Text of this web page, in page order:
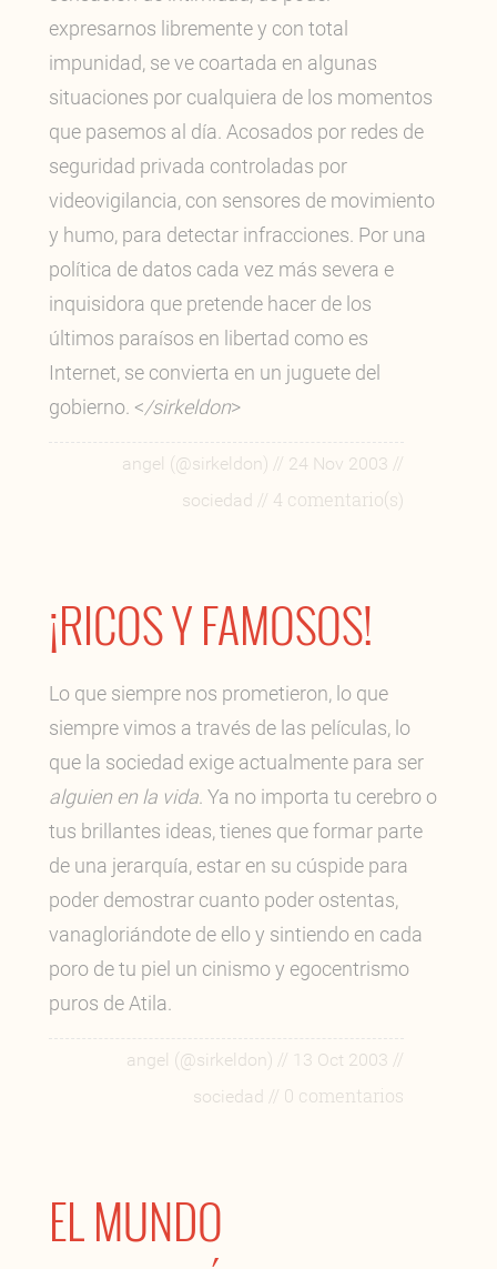
expresarnos libremente y con total
impunidad, se ve coartada en algunas
situaciones por cualquiera de los momentos
que pasemos al día. Acosados por redes de
seguridad privada controladas por
videovigilancia, con sensores de movimiento
y humo, para detectar infracciones. Por una
política de datos cada vez más severa e
inquisidora que pretende hacer de los
últimos paraísos en libertad como es
Internet, se convierta en un juguete del
gobierno. </sirkeldon>
angel (@sirkeldon) // 24 Nov 2003 //
sociedad // 4 comentario(s)
¡RICOS Y FAMOSOS!
Lo que siempre nos prometieron, lo que
siempre vimos a través de las películas, lo
que la sociedad exige actualmente para ser
alguien en la vida . Ya no importa tu cerebro o
tus brillantes ideas, tienes que formar parte
de una jerarquía, estar en su cúspide para
poder demostrar cuanto poder ostentas,
vanagloriándote de ello y sintiendo en cada
poro de tu piel un cinismo y egocentrismo
puros de Atila.
angel (@sirkeldon) // 13 Oct 2003 //
sociedad // 0 comentarios
EL MUNDO